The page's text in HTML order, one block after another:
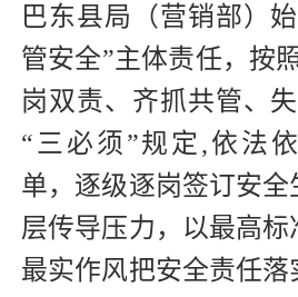
巴东县局（营销部）
管安全”主体责任，按
岗双责、齐抓共管、
“三必须”规定,依法
单，逐级逐岗签订安
层传导压力，以最高标
最实作风把安全责任落